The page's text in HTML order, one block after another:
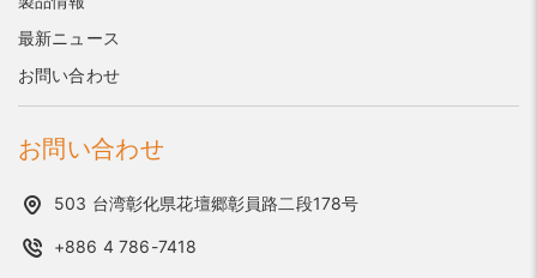
最新ニュース
お問い合わせ
お問い合わせ
503 台湾彰化県花壇郷彰員路二段178号
+886 4 786-7418